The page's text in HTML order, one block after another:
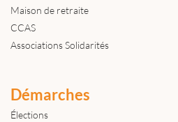
Maison de retraite
CCAS
Associations Solidarités
Démarches
Élections